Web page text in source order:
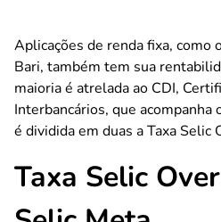
Aplicações de renda fixa, como
Bari, também tem sua
maioria é atrelada ao CDI,
Interbancários, que acompanha
é dividida em duas a Taxa Selic
Taxa Selic